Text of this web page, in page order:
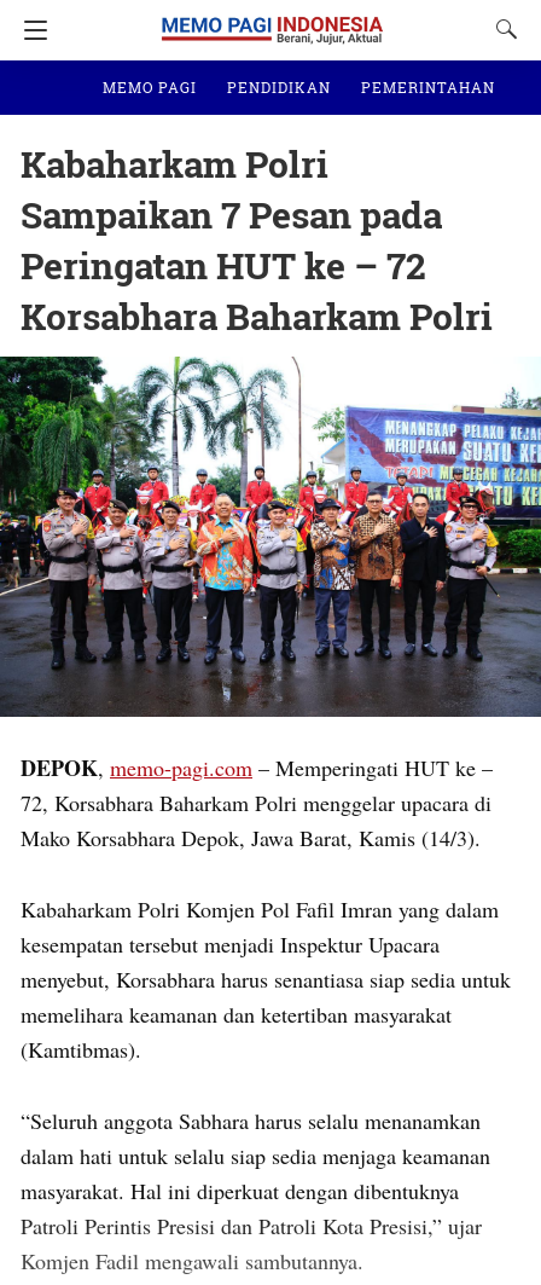
MEMO PAGI PENDIDIKAN PEMERINTAHAN
Kabaharkam Polri
Sampaikan 7 Pesan pada
Peringatan HUT ke – 72
Korsabhara Baharkam Polri
DEPOK, memo-pagi.com – Memperingati HUT ke –
72, Korsabhara Baharkam Polri menggelar upacara di
Mako Korsabhara Depok, Jawa Barat, Kamis (14/3).
Kabaharkam Polri Komjen Pol Fafil Imran yang dalam
kesempatan tersebut menjadi Inspektur Upacara
menyebut, Korsabhara harus senantiasa siap sedia untuk
memelihara keamanan dan ketertiban masyarakat
(Kamtibmas).
“Seluruh anggota Sabhara harus selalu menanamkan
dalam hati untuk selalu siap sedia menjaga keamanan
masyarakat. Hal ini diperkuat dengan dibentuknya
Patroli Perintis Presisi dan Patroli Kota Presisi,” ujar
Komjen Fadil mengawali sambutannya.